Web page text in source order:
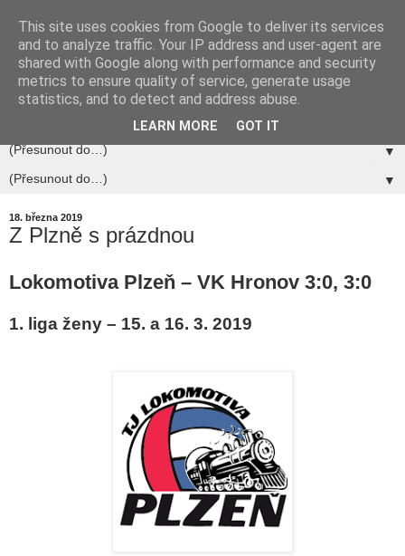
▼
▼
18. března 2019
Z Plzně s prázdnou
Lokomotiva Plzeň – VK Hronov 3:0, 3:0
1. liga ženy – 15. a 16. 3. 2019
This site uses cookies from Google to deliver its services
and to analyze traffic. Your IP address and user-agent are
shared with Google along with performance and security
metrics to ensure quality of service, generate usage
statistics, and to detect and address abuse.
LEARN MORE GOT IT